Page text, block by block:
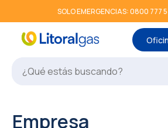
SOLO EMERGENCIAS: 0800 777
Empresa